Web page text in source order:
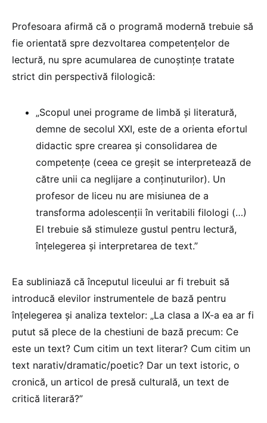
Profesoara afirmă că o programă modernă trebuie să
fie orientată spre dezvoltarea competențelor de
lectură, nu spre acumularea de cunoștințe tratate
strict din perspectivă filologică:
„Scopul unei programe de limbă și literatură,
demne de secolul XXI, este de a orienta efortul
didactic spre crearea și consolidarea de
competențe (ceea ce greșit se interpretează de
către unii ca neglijare a conținuturilor). Un
profesor de liceu nu are misiunea de a
transforma adolescenții în veritabili filologi (…)
El trebuie să stimuleze gustul pentru lectură,
înțelegerea și interpretarea de text.”
Ea subliniază că începutul liceului ar fi trebuit să
introducă elevilor instrumentele de bază pentru
înțelegerea și analiza textelor: „La clasa a IX-a ea ar fi
putut să plece de la chestiuni de bază precum: Ce
este un text? Cum citim un text literar? Cum citim un
text narativ/dramatic/poetic? Dar un text istoric, o
cronică, un articol de presă culturală, un text de
critică literară?”